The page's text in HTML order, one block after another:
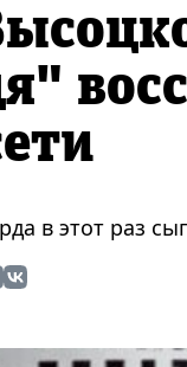
в этот раз